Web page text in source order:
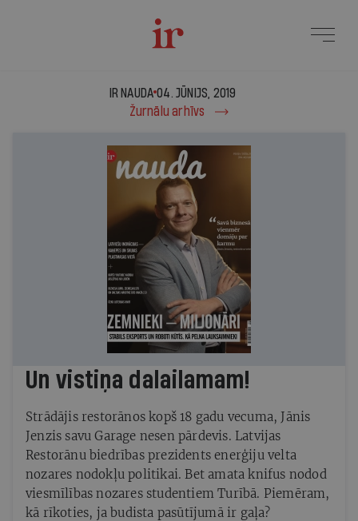
Ir Nauda - 04. jūnijs,
IR NAUDA 04. JŪNIJS, 2019
Žurnālu arhīvs
Un vistiņa dalailamam!
Strādājis restorānos kopš 18 gadu vecuma, Jānis
Jenzis savu Garage nesen pārdevis. Latvijas
Restorānu biedrības prezidents enerģiju velta
nozares nodokļu politikai. Bet amata knifus nodod
viesmīlības nozares studentiem Turībā. Piemēram,
kā rīkoties, ja budista pasūtījumā ir gaļa?